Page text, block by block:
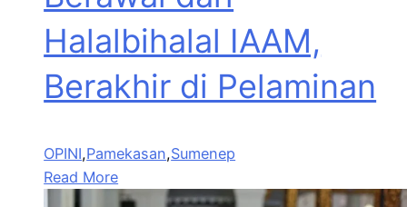
Halalbihalal IAAM,
Berakhir di Pelaminan
OPINI,Pamekasan,Sumenep
Read More